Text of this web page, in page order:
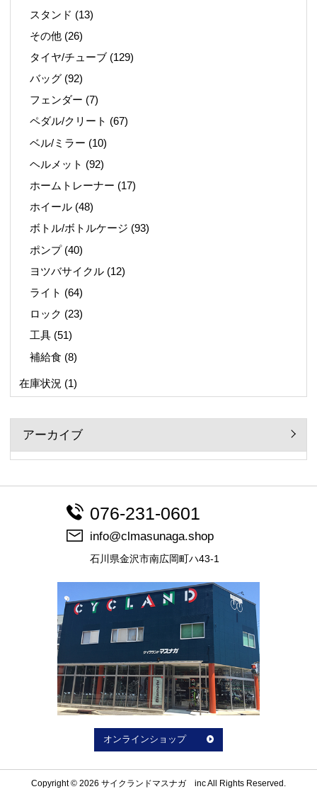
スタンド (13)
その他 (26)
タイヤ/チューブ (129)
バッグ (92)
フェンダー (7)
ペダル/クリート (67)
ベル/ミラー (10)
ヘルメット (92)
ホームトレーナー (17)
ホイール (48)
ボトル/ボトルケージ (93)
ポンプ(40)
ヨツバサイクル (12)
ライト (64)
ロック (23)
工具 (51)
補給食 (8)
在庫状況 (1)
アーカイブ
076-231-0601
info@clmasunaga.shop
石川県金沢市南広岡町ハ43-1
オンラインショップ
Copyright © 2026 サイクランドマスナガ inc All Rights Reserved.